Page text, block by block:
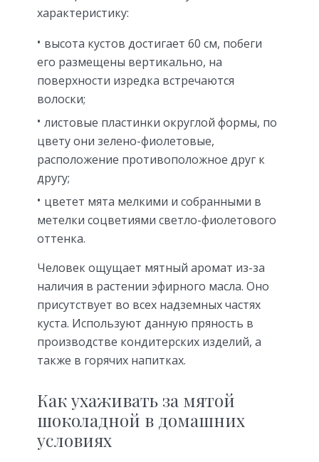
характеристику:
высота кустов достигает 60 см, побеги
его размещены вертикально, на
поверхности изредка встречаются
волоски;
листовые пластинки округлой формы, по
цвету они зелено-фиолетовые,
расположение противоположное друг к
другу;
цветет мята мелкими и собранными в
метелки соцветиями светло-фиолетового
оттенка.
Человек ощущает мятный аромат из-за
наличия в растении эфирного масла. Оно
присутствует во всех надземных частях
куста. Используют данную пряность в
производстве кондитерских изделий, а
также в горячих напитках.
Как ухаживать за мятой
шоколадной в домашних
условиях